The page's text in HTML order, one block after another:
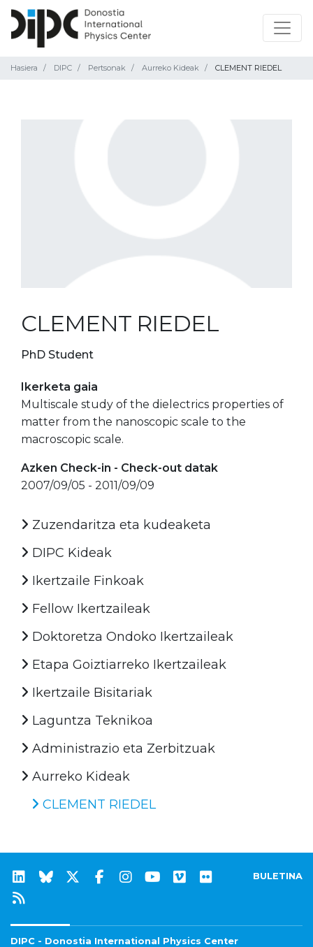
Hasiera DIPC Pertsonak Aurreko Kideak CLEMENT RIEDEL
CLEMENT RIEDEL
PhD Student
Ikerketa gaia
Multiscale study of the dielectrics properties of
matter from the nanoscopic scale to the
macroscopic scale.
Azken Check-in - Check-out datak
2007/09/05 - 2011/09/09
Zuzendaritza eta kudeaketa
DIPC Kideak
Ikertzaile Finkoak
Fellow Ikertzaileak
Doktoretza Ondoko Ikertzaileak
Etapa Goiztiarreko Ikertzaileak
Ikertzaile Bisitariak
Laguntza Teknikoa
Administrazio eta Zerbitzuak
Aurreko Kideak
CLEMENT RIEDEL
BULETINA
DIPC - Donostia International Physics Center